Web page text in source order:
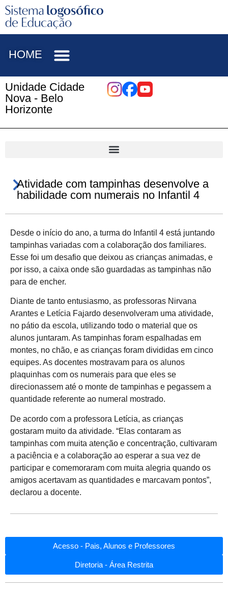
HOME
Unidade Cidade
Nova - Belo
Horizonte
Atividade com tampinhas desenvolve a
habilidade com numerais no Infantil 4
Desde o início do ano, a turma do Infantil 4 está juntando
tampinhas variadas com a colaboração dos familiares.
Esse foi um desafio que deixou as crianças animadas, e
por isso, a caixa onde são guardadas as tampinhas não
para de encher.
Diante de tanto entusiasmo, as professoras Nirvana
Arantes e Letícia Fajardo desenvolveram uma atividade,
no pátio da escola, utilizando todo o material que os
alunos juntaram. As tampinhas foram espalhadas em
montes, no chão, e as crianças foram divididas em cinco
equipes. As docentes mostravam para os alunos
plaquinhas com os numerais para que eles se
direcionassem até o monte de tampinhas e pegassem a
quantidade referente ao numeral mostrado.
De acordo com a professora Letícia, as crianças
gostaram muito da atividade. “Elas contaram as
tampinhas com muita atenção e concentração, cultivaram
a paciência e a colaboração ao esperar a sua vez de
participar e comemoraram com muita alegria quando os
amigos acertavam as quantidades e marcavam pontos”,
declarou a docente.
Acesso - Pais, Alunos e Professores
Diretoria - Área Restrita